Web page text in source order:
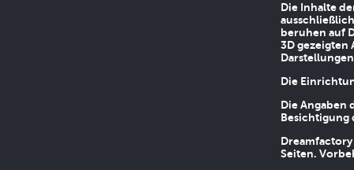
Die Inhalte
beruhen auf
3D gezeigten
Die
Die
Besichtigung
Seiten.